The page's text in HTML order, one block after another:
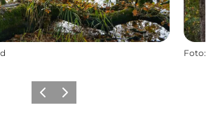
Foto:
ForrigeNæste